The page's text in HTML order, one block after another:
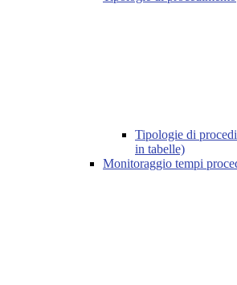
Tipologie di
in tabelle)
Monitoraggio tempi